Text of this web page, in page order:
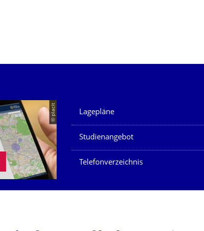
© placit Unsere Dienste
Lagepläne
Studienangebot
Telefonverzeichnis